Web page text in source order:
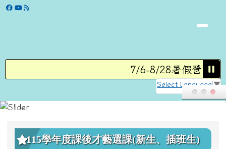
跳至主內容區
學校網站
7/6-8/28暑假營隊
Select Language ▼
上中區域內容
115學年度課後才藝選課(新生、插班生)